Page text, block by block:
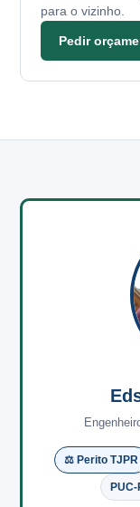
para o vizinho.
Pedir
⚖️ Perito TJPR